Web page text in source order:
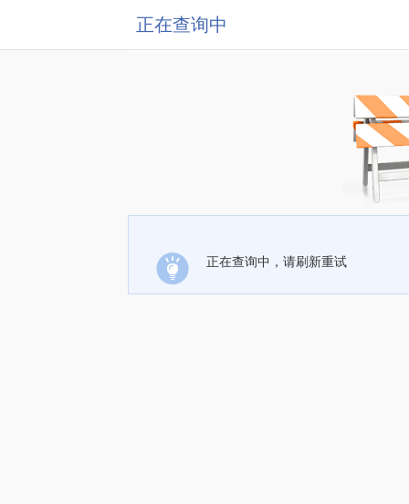
正在查询中
正在查询中，请刷新重试